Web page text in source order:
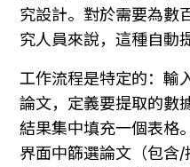
究設計。對於需要為數
究人員來說，這種自動
工作流程是特定的：輸
論文，定義要提取的數
結果集中填充一個表格
界面中篩選論文（包含